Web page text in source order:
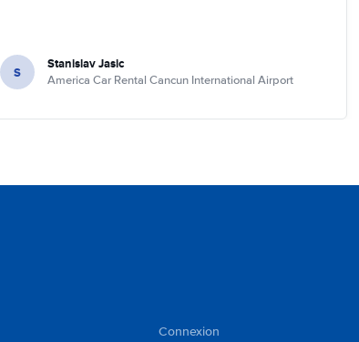
S Stanislav Jasic
America Car Rental Cancun International Airport
Connexion